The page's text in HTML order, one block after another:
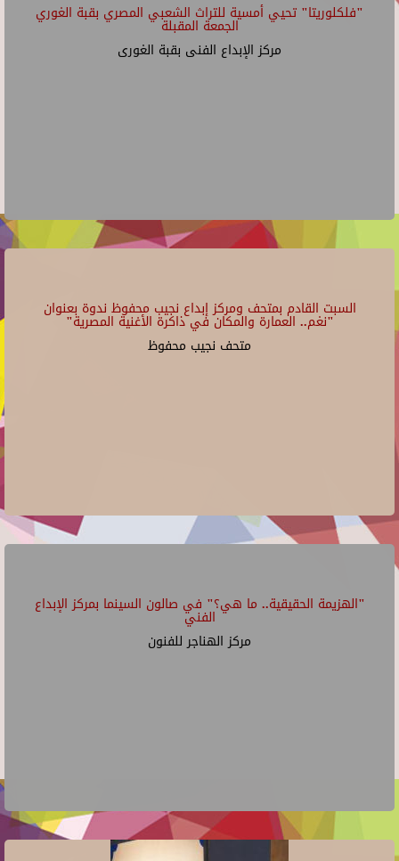
"فلكلوريتا" تحيي أمسية للتراث الشعبي المصري بقبة الغوري
الجمعة المقبلة
مركز الإبداع الفنى بقبة الغورى
السبت القادم بمتحف ومركز إبداع نجيب محفوظ ندوة بعنوان
"نغم.. العمارة والمكان في ذاكرة الأغنية المصرية"
متحف نجيب محفوظ
"الهزيمة الحقيقية.. ما هي؟" في صالون السينما بمركز الإبداع
الفني
مركز الهناجر للفنون